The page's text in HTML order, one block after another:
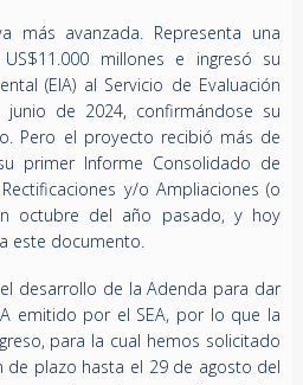
más avanzada. Representa una
millones e ingresó su
(EIA) al Servicio de Evaluación
junio de 2024, confirmándose su
Pero el proyecto recibió más de
primer Informe Consolidado de
y/o Ampliaciones (o
octubre del año pasado, y hoy
este documento.
desarrollo de la Adenda para dar
emitido por el SEA, por lo que la
para la cual hemos solicitado
plazo hasta el 29 de agosto del